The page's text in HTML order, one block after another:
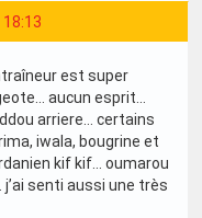
est super
aucun esprit…
arriere… certains
iwala, bougrine et
kif kif… oumarou
senti aussi une très